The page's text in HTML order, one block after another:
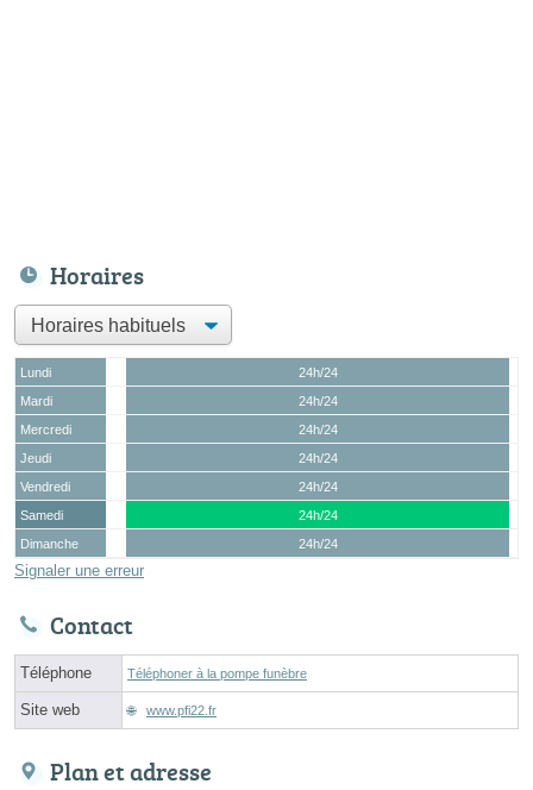
Horaires
Lundi
24h/24
Mardi
24h/24
Mercredi
24h/24
Jeudi
24h/24
Vendredi
24h/24
Samedi
24h/24
Dimanche
24h/24
Signaler une erreur
Contact
Téléphone Téléphoner à la pompe funèbre
Site web www.pfi22.fr
Plan et adresse